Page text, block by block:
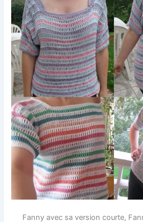
Fanny avec sa version courte,